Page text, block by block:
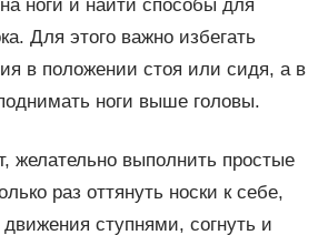
ноги и найти способы для
Для этого важно избегать
в положении стоя или сидя, а в
ноги выше головы.
желательно выполнить простые
раз оттянуть носки к себе,
движения ступнями, согнуть и